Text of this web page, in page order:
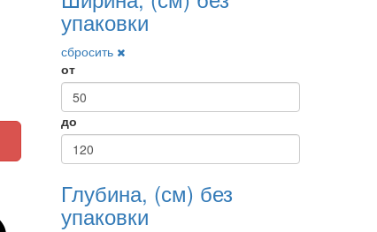
упаковки
сбросить
от
до
Глубина, (см) без
упаковки